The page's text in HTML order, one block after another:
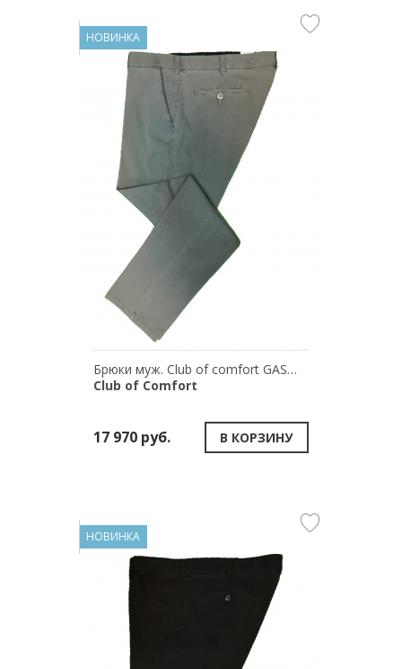
НОВИНКА
Брюки муж. Club of comfort GASTON 6527/47
Club of Comfort
17 970 руб. В КОРЗИНУ
НОВИНКА